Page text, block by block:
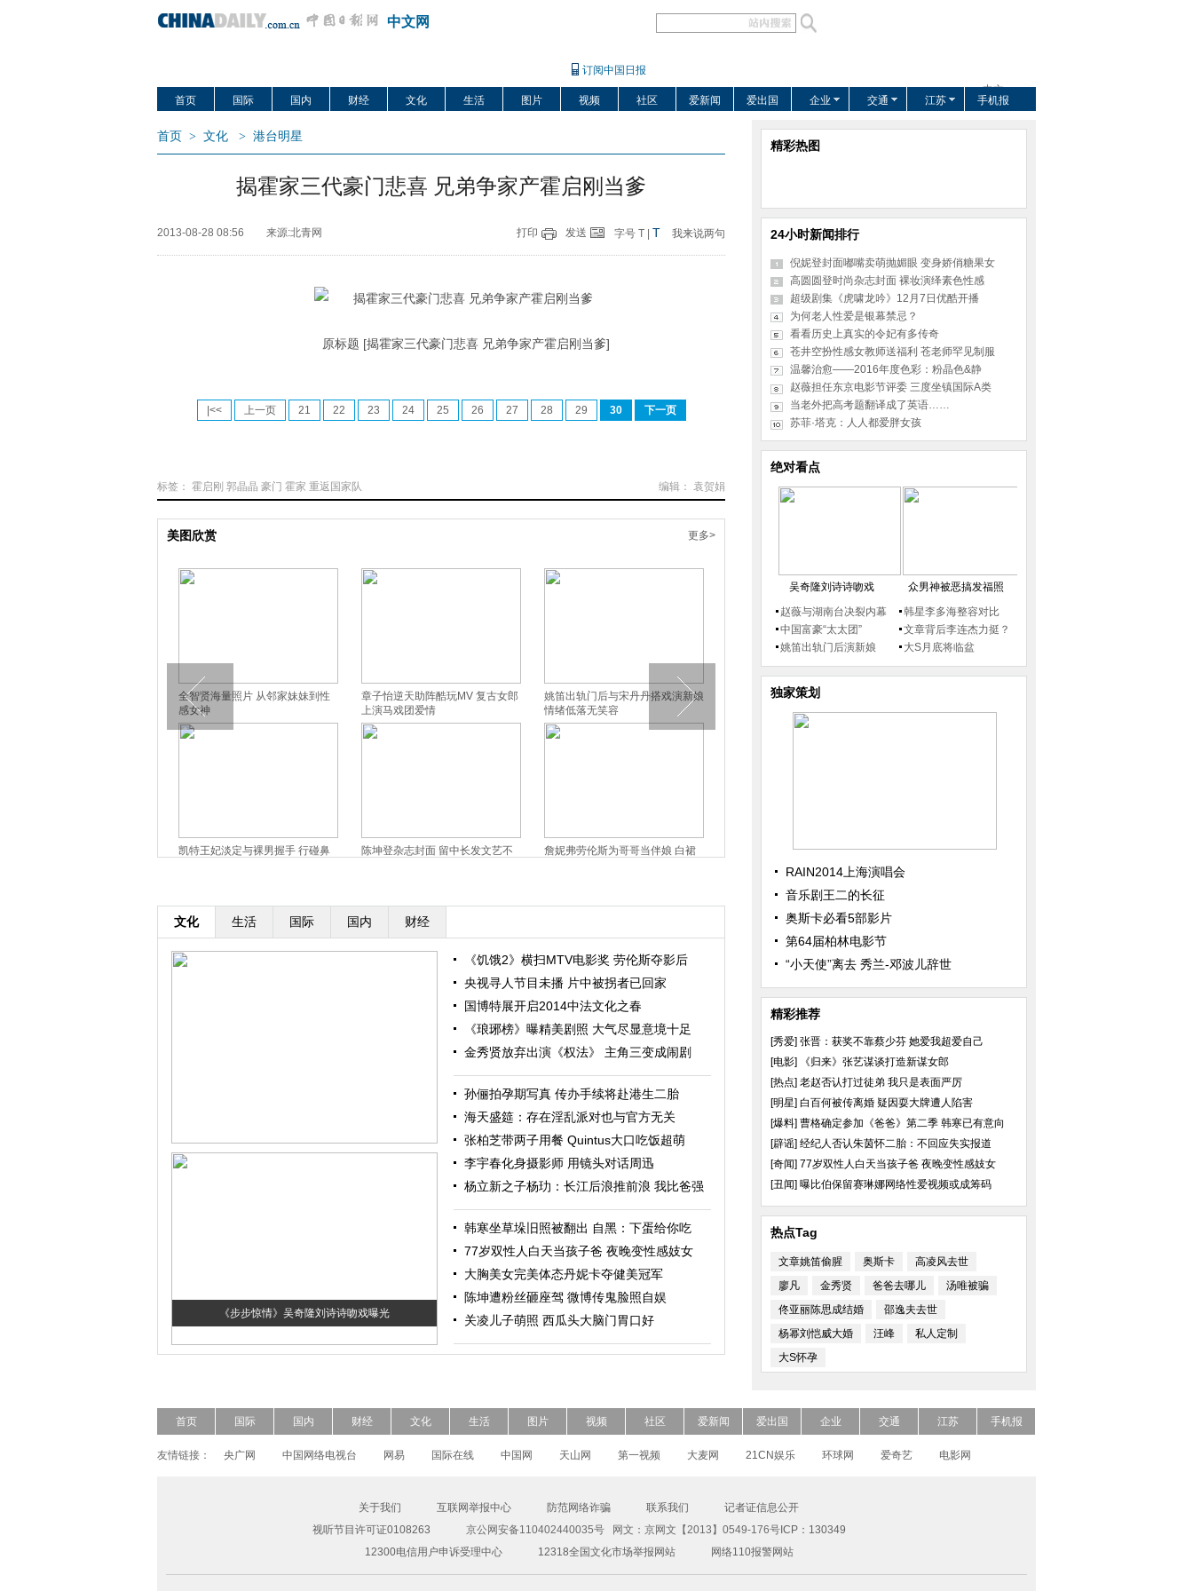
中文网
订阅中国日报
中文
US
首页 国际 国内 财经 文化 生活 图片 视频 社区 爱新闻 爱出国 企业 交通 江苏 手机报
首页 > 文化 > 港台明星
揭霍家三代豪门悲喜 兄弟争家产霍启刚当爹
2013-08-28 08:56 来源:北青网 打印 发送 字号 T T 我来说两句
原标题 [揭霍家三代豪门悲喜 兄弟争家产霍启刚当爹]
|<< 上一页 21 22 23 24 25 26 27 28 29 30 下一页
编辑： 袁贺娟
标签： 霍启刚 郭晶晶 豪门 霍家 重返国家队
美图欣赏 更多>
40岁周迅扮小没压力 披婚纱“求
文化节
香港金像奖红毯：Baby甜美刘嘉
玲蕾丝打底死走光
"一代宗师"横扫金像12大奖 章子
全智贤海量照片 从邻家妹妹到性
感女神
章子怡逆天助阵酷玩MV 复古女郎
上演马戏团爱情
姚笛出轨门后与宋丹丹搭戏演新娘
情绪低落无笑容
凯特王妃淡定与裸男握手 行碰鼻
陈坤登杂志封面 留中长发文艺不
詹妮弗劳伦斯为哥哥当伴娘 白裙
文化 生活 国际 国内 财经
《步步惊情》吴奇隆刘诗诗吻戏曝光
超模Freja Beha演绎2014春夏形象大片
《饥饿2》横扫MTV电影奖 劳伦斯夺影后
央视寻人节目未播 片中被拐者已回家
国博特展开启2014中法文化之春
《琅琊榜》曝精美剧照 大气尽显意境十足
金秀贤放弃出演《权法》 主角三变成闹剧
孙俪拍孕期写真 传办手续将赴港生二胎
海天盛筵：存在淫乱派对也与官方无关
张柏芝带两子用餐 Quintus大口吃饭超萌
李宇春化身摄影师 用镜头对话周迅
杨立新之子杨玏：长江后浪推前浪 我比爸强
韩寒坐草垛旧照被翻出 自黑：下蛋给你吃
77岁双性人白天当孩子爸 夜晚变性感妓女
大胸美女完美体态丹妮卡夺健美冠军
陈坤遭粉丝砸座驾 微博传鬼脸照自娱
关凌儿子萌照 西瓜头大脑门胃口好
精彩热图
24小时新闻排行
倪妮登封面嘟嘴卖萌抛媚眼 变身娇俏糖果女
高圆圆登时尚杂志封面 裸妆演绎素色性感
超级剧集《虎啸龙吟》12月7日优酷开播
为何老人性爱是银幕禁忌？
看看历史上真实的令妃有多传奇
苍井空扮性感女教师送福利 苍老师罕见制服
温馨治愈——2016年度色彩：粉晶色&静
赵薇担任东京电影节评委 三度坐镇国际A类
当老外把高考题翻译成了英语……
苏菲·塔克：人人都爱胖女孩
绝对看点
吴奇隆刘诗诗吻戏
众男神被恶搞发福照
赵薇与湖南台决裂内幕
中国富豪“太太团”
姚笛出轨门后演新娘
韩星李多海整容对比
文章背后李连杰力挺？
大S月底将临盆
独家策划
RAIN2014上海演唱会
音乐剧王二的长征
奥斯卡必看5部影片
第64届柏林电影节
“小天使”离去 秀兰-邓波儿辞世
精彩推荐
[秀爱] 张晋：获奖不靠蔡少芬 她爱我超爱自己
[电影]
《归来》张艺谋谈打造新谋女郎
[热点] 老赵否认打过徒弟 我只是表面严厉
[明星] 白百何被传离婚 疑因耍大牌遭人陷害
[爆料] 曹格确定参加《爸爸》第二季 韩寒已有意向
[辟谣] 经纪人否认朱茵怀二胎：不回应失实报道
[奇闻] 77岁双性人白天当孩子爸 夜晚变性感妓女
[丑闻] 曝比伯保留赛琳娜网络性爱视频或成筹码
热点Tag
文章姚笛偷腥 奥斯卡
高凌风去世
廖凡
金秀贤 爸爸去哪儿
汤唯被骗
佟亚丽陈思成结婚
邵逸夫去世
杨幂刘恺威大婚
汪峰
私人定制
大S怀孕
首页 国际 国内 财经 文化 生活 图片 视频 社区 爱新闻 爱出国 企业 交通 江苏 手机报
友情链接： 央广网 中国网络电视台 网易 国际在线 中国网 天山网 第一视频 大麦网 21CN娱乐 环球网 爱奇艺 电影网
关于我们 互联网举报中心 防范网络诈骗 联系我们
记者证信息公开
视听节目许可证0108263
京公网安备110402440035号 网文：京网文【2013】0549-176号ICP：130349
12300电信用户申诉受理中心
12318全国文化市场举报网站 网络110报警网站